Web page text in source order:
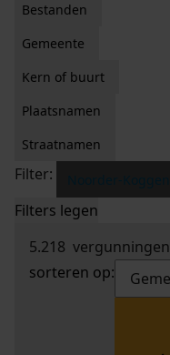
Bestanden
Gemeente
Kern of buurt
Plaatsnamen
Straatnamen
Filter:
Filters legen
5.218 vergunningen
sorteren op: